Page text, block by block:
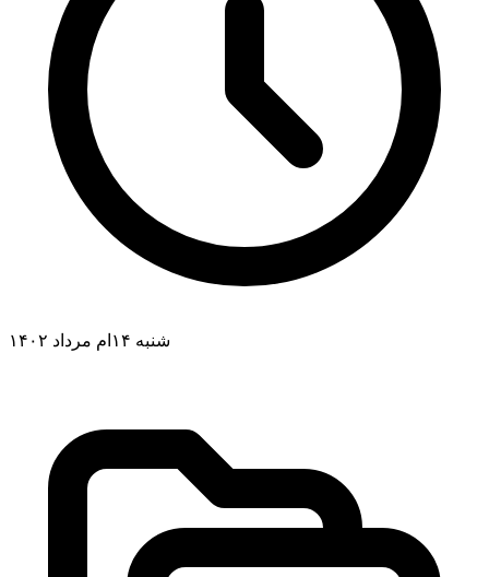
شنبه ۱۴ام مرداد ۱۴۰۲